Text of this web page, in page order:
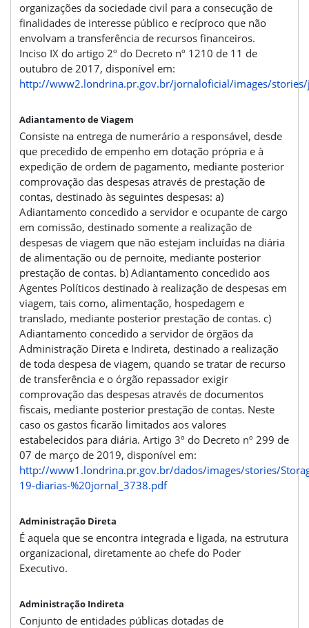
organizações da sociedade civil para a consecução de
finalidades de interesse público e recíproco que não
envolvam a transferência de recursos financeiros.
Inciso IX do artigo 2º do Decreto nº 1210 de 11 de
outubro de 2017, disponível em:
http://www2.londrina.pr.gov.br/jornaloficial/images/
Adiantamento de Viagem
Consiste na entrega de numerário a responsável, desde
que precedido de empenho em dotação própria e à
expedição de ordem de pagamento, mediante posterior
comprovação das despesas através de prestação de
contas, destinado às seguintes despesas: a)
Adiantamento concedido a servidor e ocupante de cargo
em comissão, destinado somente a realização de
despesas de viagem que não estejam incluídas na diária
de alimentação ou de pernoite, mediante posterior
prestação de contas. b) Adiantamento concedido aos
Agentes Políticos destinado à realização de despesas em
viagem, tais como, alimentação, hospedagem e
translado, mediante posterior prestação de contas. c)
Adiantamento concedido a servidor de órgãos da
Administração Direta e Indireta, destinado a realização
de toda despesa de viagem, quando se tratar de recurso
de transferência e o órgão repassador exigir
comprovação das despesas através de documentos
fiscais, mediante posterior prestação de contas. Neste
caso os gastos ficarão limitados aos valores
estabelecidos para diária. Artigo 3º do Decreto nº 299 de
07 de março de 2019, disponível em:
http://www1.londrina.pr.gov.br/dados/images/stories/
19-diarias-%20jornal_3738.pdf
Administração Direta
É aquela que se encontra integrada e ligada, na estrutura
organizacional, diretamente ao chefe do Poder
Executivo.
Administração Indireta
Conjunto de entidades públicas dotadas de